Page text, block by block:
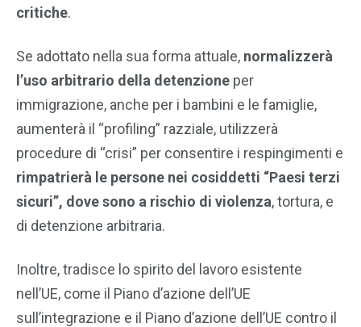
critiche.
Se adottato nella sua forma attuale, normalizzerà
l’uso arbitrario della detenzione per
immigrazione, anche per i bambini e le famiglie,
aumenterà il “profiling” razziale, utilizzerà
procedure di “crisi” per consentire i respingimenti e
rimpatrierà le persone nei cosiddetti “Paesi terzi
sicuri”, dove sono a rischio di violenza, tortura, e
di detenzione arbitraria.
Inoltre, tradisce lo spirito del lavoro esistente
nell’UE, come il Piano d’azione dell’UE
sull’integrazione e il Piano d’azione dell’UE contro il